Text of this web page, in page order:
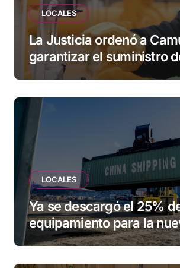
LOCALES
La Justicia ordenó a
garantizar el suministro
una familia de Tolhuin
LOCALES
Ya se descargó el 25%
equipamiento para la
de Ushuaia